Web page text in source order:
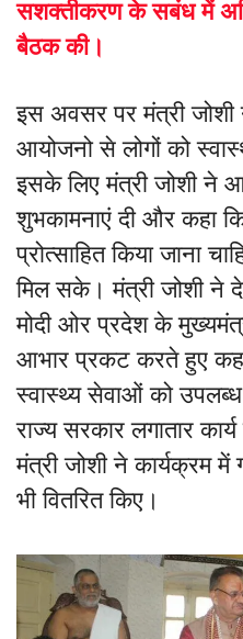
सशक्तीकरण के सबंध में
बैठक की।
इस अवसर पर मंत्री
आयोजनो से लोगों को
इसके लिए मंत्री जोशी ने
शुभकामनाएं दी और कहा
प्रोत्साहित किया जाना
मिल सके। मंत्री जोशी ने
मोदी ओर प्रदेश के
आभार प्रकट करते हुए
स्वास्थ्य सेवाओं को
राज्य सरकार लगातार
मंत्री जोशी ने कार्यक्रम
भी वितरित किए।